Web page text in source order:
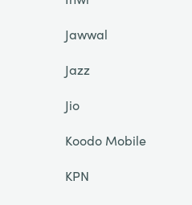
Jawwal
Jazz
Jio
Koodo Mobile
KPN